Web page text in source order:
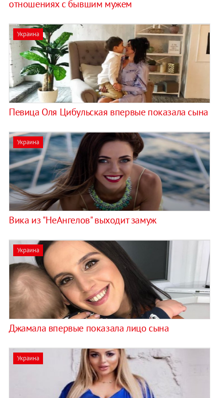
отношениях с бывшим мужем
Украина
Певица Оля Цибульская впервые показала сына
Украина
Вика из "НеАнгелов" выходит замуж
Украина
Джамала впервые показала лицо сына
Украина